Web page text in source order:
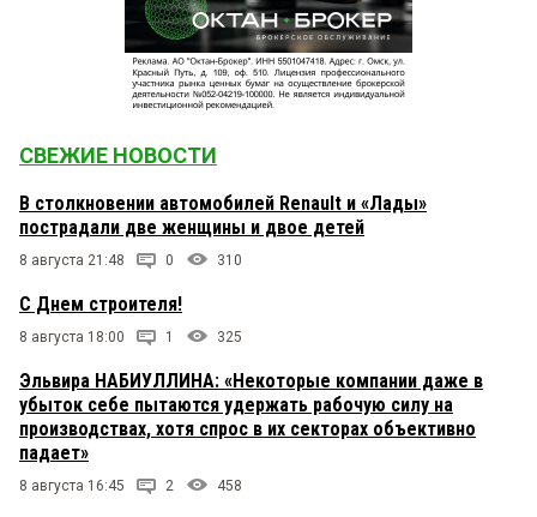
СВЕЖИЕ НОВОСТИ
В столкновении автомобилей Renault и «Лады»
пострадали две женщины и двое детей
8 августа 21:48 0 310
С Днем строителя!
8 августа 18:00 1 325
Эльвира НАБИУЛЛИНА: «Некоторые компании даже в
убыток себе пытаются удержать рабочую силу на
производствах, хотя спрос в их секторах объективно
падает»
8 августа 16:45 2 458